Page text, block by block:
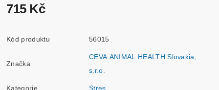
715 Kč
Kód produktu 56015
Značka
CEVA ANIMAL HEALTH Slovakia,
s.r.o.
Kategorie Stres